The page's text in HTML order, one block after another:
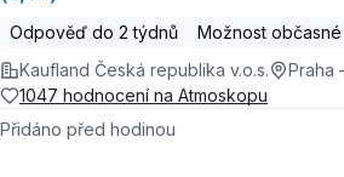
Odpověď do 2 týdnů
Možnost
Kaufland Česká republika v.o.s.
Praha
1047 hodnocení na Atmoskopu
Přidáno před hodinou